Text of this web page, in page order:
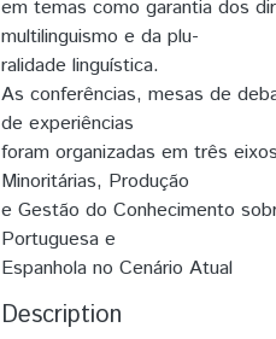
em temas como garantia dos
multilinguismo e da plu-
ralidade linguística.
As conferências, mesas de
de experiências
foram organizadas em três
Minoritárias, Produção
e Gestão do Conhecimento
Portuguesa e
Espanhola no Cenário Atual
Description